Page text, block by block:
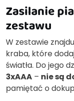
Zasilanie
zestawu
W zestawie
kraba, które
światła. Do jego
3xAAA – nie są
pamiętać o